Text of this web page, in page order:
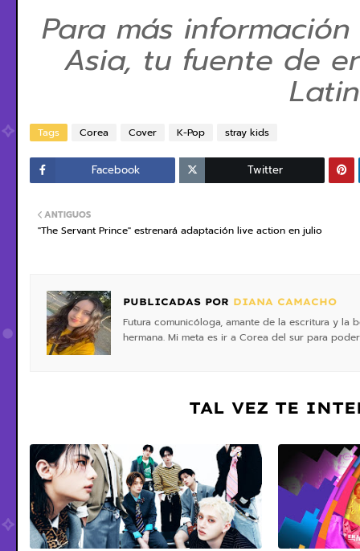
Para más
Asia, tu fuente de
Tags Corea Cover K-Pop stray kids
Facebook Twitter
ANTIGUOS
"The Servant Prince" estrenará adaptación live action en julio
PUBLICADAS POR DIANA CAMACHO
Futura comunicóloga, amante de la escritura y la
hermana. Mi meta es ir a Corea del sur para
TAL VEZ TE